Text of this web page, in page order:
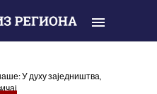
У духу заједништва,